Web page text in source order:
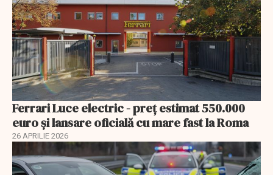
Ferrari Luce electric - preț estimat 550.000
euro și lansare oficială cu mare fast la Roma
26 APRILIE 2026